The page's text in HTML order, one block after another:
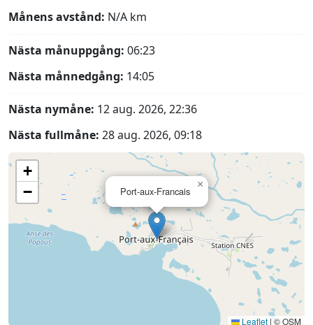
Månens avstånd: N/A km
Nästa månuppgång: 06:23
Nästa månnedgång: 14:05
Nästa nymåne: 12 aug. 2026, 22:36
Nästa fullmåne: 28 aug. 2026, 09:18
Port-aux-Francais
×
+
−
Leaflet | © OSM